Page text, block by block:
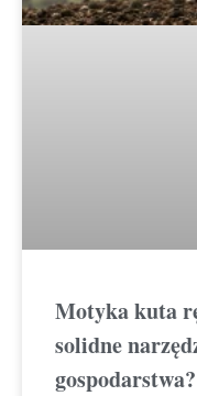
Motyka kuta
solidne
gospodarstwa?